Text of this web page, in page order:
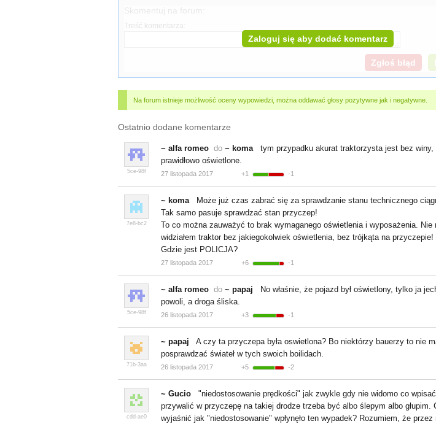
Treść komentarza:
Zaloguj się aby dodać komentarz
Na forum istnieje możliwość oceny wypowiedzi, można oddawać głosy pozytywne jak i negatywne.
Ostatnio dodane komentarze
5ce-98f
~ alfa romeo do ~ komatym przypadku akurat traktorzysta jest bez winy,
prawidłowo oświetlone.
27 listopada 2017 +1 -1
7e8-bc2
~ komaMoże już czas zabrać się za sprawdzanie stanu technicznego
Tak samo pasuje sprawdzać stan przyczep!
To co można zauważyć to brak wymaganego oświetlenia i wyposażenia. Nie
widziałem traktor bez jakiegokolwiek oświetlenia, bez trójkąta na przyczepie!
Gdzie jest POLICJA?
27 listopada 2017 +6 -1
5ce-98f
~ alfa romeo do ~ papaj No właśnie, że pojazd był oświetlony, tylko ja
powoli, a droga śliska.
26 listopada 2017 +3 -1
71b-3aa
~ papaj A czy ta przyczepa była oswietlona? Bo niektórzy bauerzy to nie
posprawdzać świateł w tych swoich boilidach.
26 listopada 2017 +5 -2
cdd-ae0
~ Gucio "niedostosowanie prędkości" jak zwykle gdy nie widomo co
przywalić w przyczepę na takiej drodze trzeba być albo ślepym albo głupim.
wyjaśnić jak "niedostosowanie" wpłynęło ten wypadek? Rozumiem, że